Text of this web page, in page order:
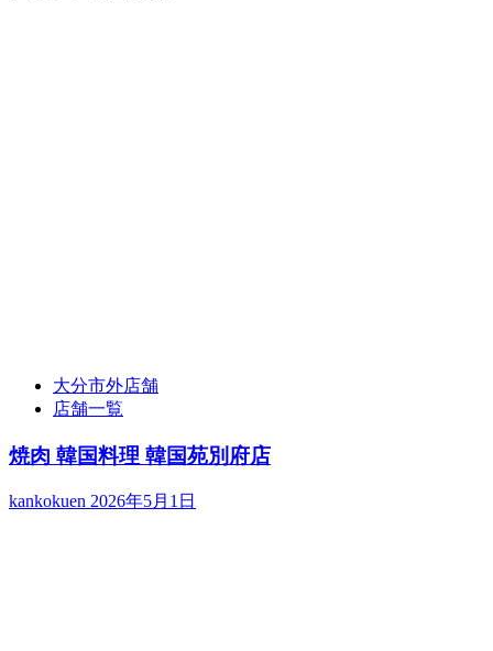
大分市外店舗
店舗一覧
焼肉 韓国料理 韓国苑別府店
kankokuen 2026年5月1日